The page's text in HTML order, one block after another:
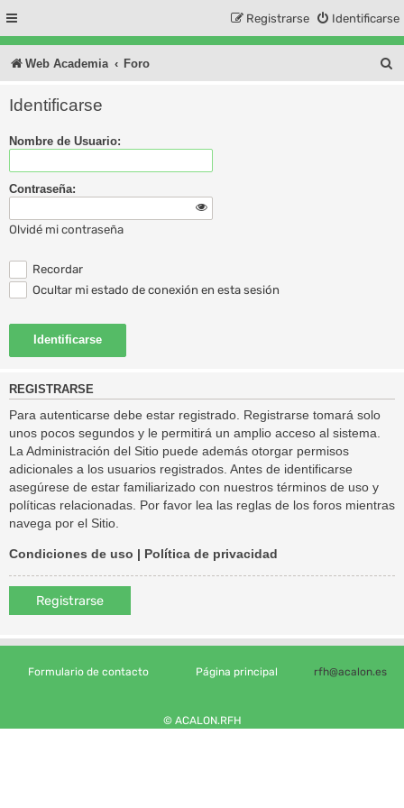
Identificarse
Registrarse
Web Academia Foro
Identificarse
Nombre de Usuario:
Contraseña:
Olvidé mi contraseña
Recordar
Ocultar mi estado de conexión en esta sesión
REGISTRARSE
Para autenticarse debe estar registrado. Registrarse tomará solo
unos pocos segundos y le permitirá un amplio acceso al sistema.
La Administración del Sitio puede además otorgar permisos
adicionales a los usuarios registrados. Antes de identificarse
asegúrese de estar familiarizado con nuestros términos de uso y
políticas relacionadas. Por favor lea las reglas de los foros mientras
navega por el Sitio.
Condiciones de uso | Política de privacidad
Registrarse
Formulario de contacto Página principal rfh@acalon.es
© ACALON.RFH